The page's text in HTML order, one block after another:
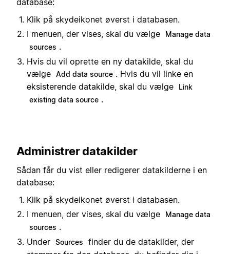
Klik på skydeikonet øverst i databasen.
I menuen, der vises, skal du vælge
Manage data
sources .
Hvis du vil oprette en ny datakilde, skal du
vælge Add data source . Hvis du vil linke en
eksisterende datakilde, skal du vælge
Link
existing data source .
Administrer datakilder
Sådan får du vist eller redigerer datakilderne i en
database:
Klik på skydeikonet øverst i databasen.
I menuen, der vises, skal du vælge
Manage data
sources .
Under Sources
finder du de datakilder, der